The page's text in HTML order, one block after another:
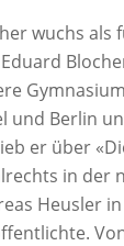
wuchs als
und Berlin
er über
in der
Heusler